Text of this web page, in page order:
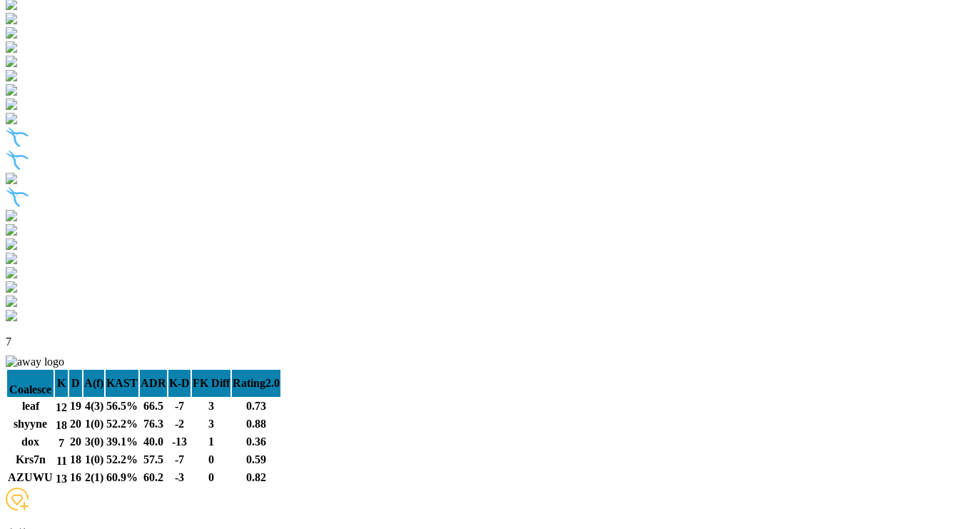
7
Coalesce
K D A(f) KAST ADR K-D FK Diff Rating2.0
leaf
12 19 4(3) 56.5% 66.5 -7 3
0.73
shyyne
18 20 1(0) 52.2% 76.3 -2 3
0.88
dox
7 20 3(0) 39.1% 40.0 -13 1
0.36
Krs7n
11 18 1(0) 52.2% 57.5 -7 0
0.59
AZUWU 13 16 2(1) 60.9% 60.2 -3 0 0.82